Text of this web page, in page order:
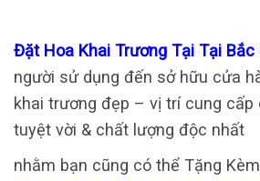
Đặt Hoa Khai Trương Tại Tại Bắc
người sử dụng đến sở hữu cửa
khai trương đẹp – vị trí cung cấp
tuyệt vời & chất lượng độc nhất
nhằm bạn cũng có thể Tặng Kèm